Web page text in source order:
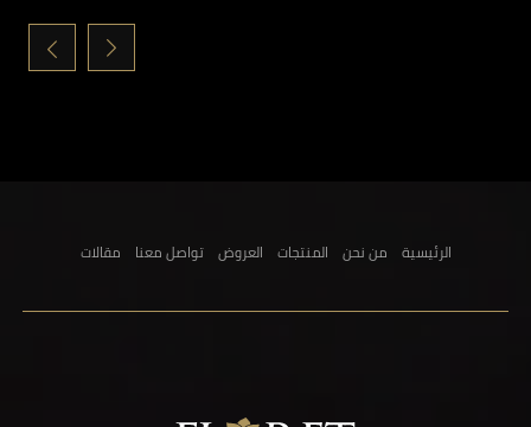
‹
›
الرئيسية من نحن المنتجات العروض تواصل معنا مقالات